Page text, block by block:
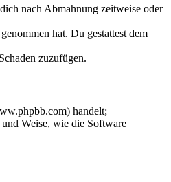
nach Abmahnung zeitweise oder
hat. Du gestattest dem
zuzufügen.
handelt;
Weise, wie die Software